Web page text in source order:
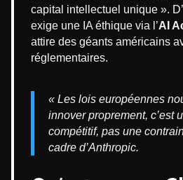
capital intellectuel unique ».
exige une IA éthique via l’AI
attire des géants américains
réglementaires.
« Les lois européennes
innover proprement, c’est
compétitif, pas une
cadre d’Anthropic.